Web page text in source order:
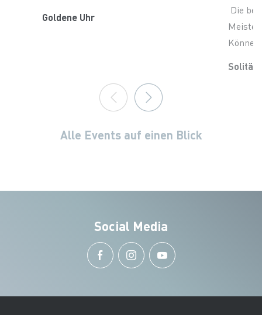
Goldene Uhr
Die
Können
Solitär,
Alle Events auf einen Blick
Social Media